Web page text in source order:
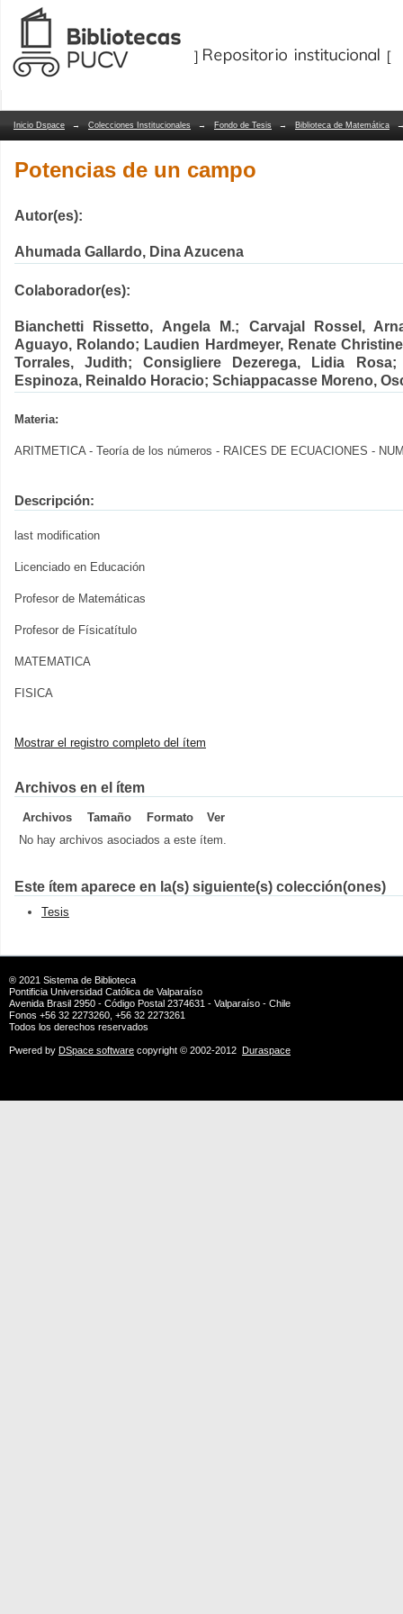
Potencias de un campo
Repositorio Dspace/Manakin
Inicio Dspace → Colecciones Institucionales → Fondo de Tesis → Biblioteca de Matemática
Potencias de un campo
Autor(es):
Ahumada Gallardo, Dina Azucena
Colaborador(es):
Bianchetti Rissetto, Angela M.; Carvajal Rossel,
Aguayo, Rolando; Laudien Hardmeyer, Renate
Torrales, Judith; Consigliere Dezerega, Lidia
Espinoza, Reinaldo Horacio; Schiappacasse Moreno,
Materia:
ARITMETICA - Teoría de los números - RAICES DE ECUACIONES -
Descripción:
last modification
Licenciado en Educación
Profesor de Matemáticas
Profesor de Físicatítulo
MATEMATICA
FISICA
Mostrar el registro completo del ítem
Archivos en el ítem
Archivos Tamaño Formato
Ver
No hay archivos asociados a este ítem.
Este ítem aparece en la(s) siguiente(s) colección(ones)
Tesis
® 2021 Sistema de Biblioteca
Pontificia Universidad Católica de Valparaíso
Avenida Brasil 2950 - Código Postal 2374631 - Valparaíso - Chile
Fonos +56 32 2273260, +56 32 2273261
Todos los derechos reservados
Pwered by DSpace software copyright © 2002-2012 Duraspace